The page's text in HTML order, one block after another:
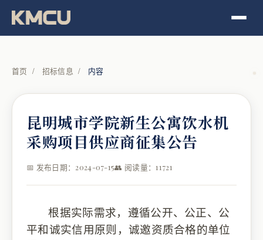
首页 / 招标信息 / 内容
昆明城市学院新生公寓饮水机
采购项目供应商征集公告
📅 发布日期：2024-07-15👥 阅读量：11721
根据实际需求， 遵循公开、公正、公
平和诚实信用原则， 诚邀资质合格的单位